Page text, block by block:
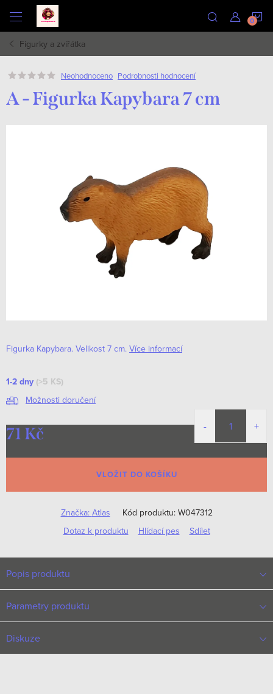
obsah
Figurky a zvířátka
Neohodnoceno Podrobnosti hodnocení
A - Figurka Kapybara 7 cm
Figurka Kapybara. Velikost 7 cm. Více informací
1-2 dny (>5 KS)
Možnosti doručení
71 Kč
cena:
VLOŽIT DO KOŠÍKU
Značka: Atlas Kód produktu: W047312
Dotaz k produktu
Hlídací pes Sdílet
Popis produktu
Parametry produktu
Diskuze